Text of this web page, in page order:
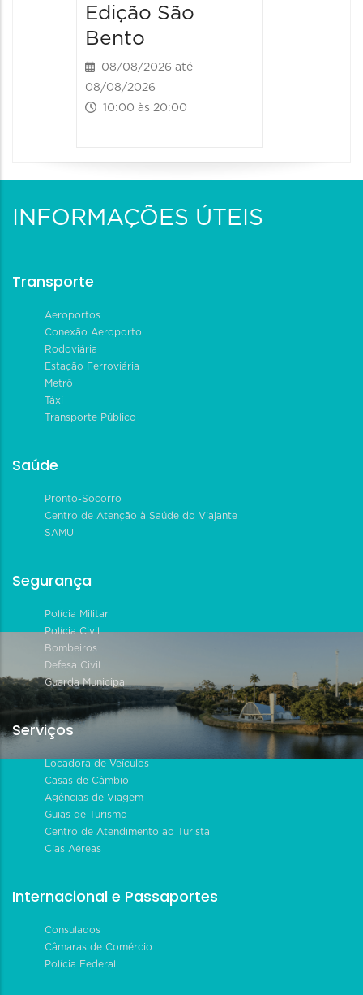
Edição São
Bento
08/08/2026 até
08/08/2026
10:00 às 20:00
INFORMAÇÕES ÚTEIS
Transporte
Aeroportos
Conexão Aeroporto
Rodoviária
Estação Ferroviária
Metrô
Táxi
Transporte Público
Saúde
Pronto-Socorro
Centro de Atenção à Saúde do Viajante
SAMU
Segurança
Polícia Militar
Polícia Civil
Bombeiros
Defesa Civil
Guarda Municipal
Serviços
Locadora de Veículos
Casas de Câmbio
Agências de Viagem
Guias de Turismo
Centro de Atendimento ao Turista
Cias Aéreas
Internacional e Passaportes
Consulados
Câmaras de Comércio
Polícia Federal